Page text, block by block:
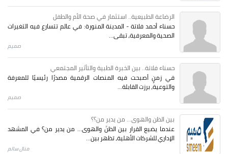
الرضاعة الطبيعية.. استثمار في صحة الأم والطفل
حسناء أحمد فلاتة - المدينة المنورة: في عالم تتسارع فيه التغيرات
الصحية والمعرفية، تبقى...
صميم
حسناء فلاتة.. بين الخبرة الطبية والتأثير المجتمعي
في زمنٍ أصبحت فيه المنصات الرقمية مصدرًا رئيسيًا للمعرفة
والتوعية، برزت القابلة...
صميم
بين الظن والهوى... من يدير من؟؟
عندما يضيع القرار بين الظنّ والهوى… من يدير من؟ في المشهد
الإداري للشركات الأهلية، تظهر بين...
منال سالم